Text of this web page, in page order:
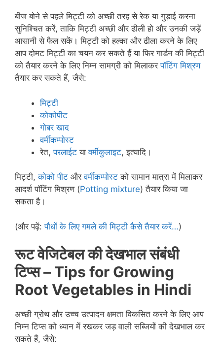
बीज बोने से पहले मिट्टी को अच्छी तरह से रेक या गुड़ाई करना
सुनिश्चित करें, ताकि मिट्टी अच्छी और ढीली हो और उनकी जड़ें
आसानी से फैल सकें। मिट्टी को हल्का और ढीला करने के लिए
आप दोमट मिट्टी का चयन कर सकते हैं या फिर गार्डन की मिट्टी
को तैयार करने के लिए निम्न सामग्री को मिलाकरपॉटिंग मिश्रण
तैयार कर सकते हैं, जैसे:
मिट्टी
कोकोपीट
गोबर खाद
वर्मीकम्पोस्ट
रेत,परलाईट यावर्मीकुलाइट, इत्यादि।
मिट्टी,कोको पीट औरवर्मीकम्पोस्ट को सामान मात्रा में मिलाकर
आदर्श पॉटिंग मिश्रण (Potting mixture) तैयार किया जा
सकता है।
(और पढ़ें:पौधों के लिए गमले की मिट्टी कैसे तैयार करें…)
रूट वेजिटेबल की देखभाल संबंधी
टिप्स – Tips for Growing
Root Vegetables in Hindi
अच्छी ग्रोथ और उच्च उत्पादन क्षमता विकसित करने के लिए आप
निम्न टिप्स को ध्यान में रखकर जड़ वाली सब्जियों की देखभाल कर
सकते हैं, जैसे: